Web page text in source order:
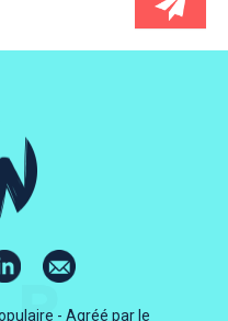
- Agréé par le